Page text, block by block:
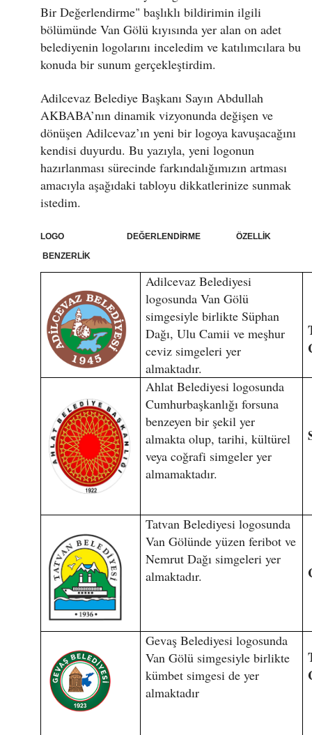
Bir Değerlendirme" başlıklı bildirimin ilgili
bölümünde Van Gölü kıyısında yer alan on adet
belediyenin logolarını inceledim ve katılımcılara bu
konuda bir sunum gerçekleştirdim.
Adilcevaz Belediye Başkanı Sayın Abdullah
AKBABA’nın dinamik vizyonunda değişen ve
dönüşen Adilcevaz’ın yeni bir logoya kavuşacağını
kendisi duyurdu. Bu yazıyla, yeni logonun
hazırlanması sürecinde farkındalığımızın artması
amacıyla aşağıdaki tabloyu dikkatlerinize sunmak
istedim.
LOGO DEĞERLENDİRME ÖZELLİK
BENZERLİK
Adilcevaz Belediyesi
logosunda Van Gölü
simgesiyle birlikte Süphan
Dağı, Ulu Camii ve meşhur
ceviz simgeleri yer
almaktadır.
Ahlat Belediyesi logosunda
Cumhurbaşkanlığı forsuna
benzeyen bir şekil yer
almakta olup, tarihi, kültürel
veya coğrafi simgeler yer
almamaktadır.
Tatvan Belediyesi logosunda
Van Gölünde yüzen feribot ve
Nemrut Dağı simgeleri yer
almaktadır.
Gevaş Belediyesi logosunda
Van Gölü simgesiyle birlikte
kümbet simgesi de yer
almaktadır